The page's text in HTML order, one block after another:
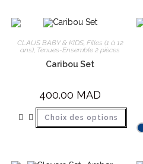
CLAUS BABY & KIDS, Filles (1 à 12
ans), Tenues-Ensemble 2 pièces
Caribou Set
400.00 MAD
Choix des options